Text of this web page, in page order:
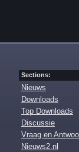
Sections:
Nieuws
Downloads
Top Downloads
Discussie
Vraag en
Nieuws2.nl